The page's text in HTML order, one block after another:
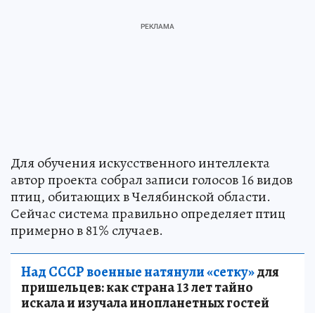
Для обучения искусственного интеллекта
автор проекта собрал записи голосов 16 видов
птиц, обитающих в Челябинской области.
Сейчас система правильно определяет птиц
примерно в 81% случаев.
Над СССР военные натянули «сетку»для
пришельцев: как страна 13 лет тайно
искала и изучала инопланетных гостей